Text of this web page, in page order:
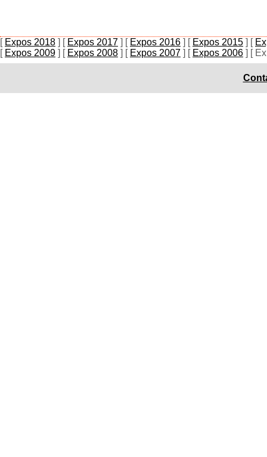
[ Expos 2018 ] [ Expos 2017 ] [ Expos 2016 ] [ Expos 2015 ] [
[ Expos 2009 ] [ Expos 2008 ] [ Expos 2007 ] [ Expos 2006 ] [